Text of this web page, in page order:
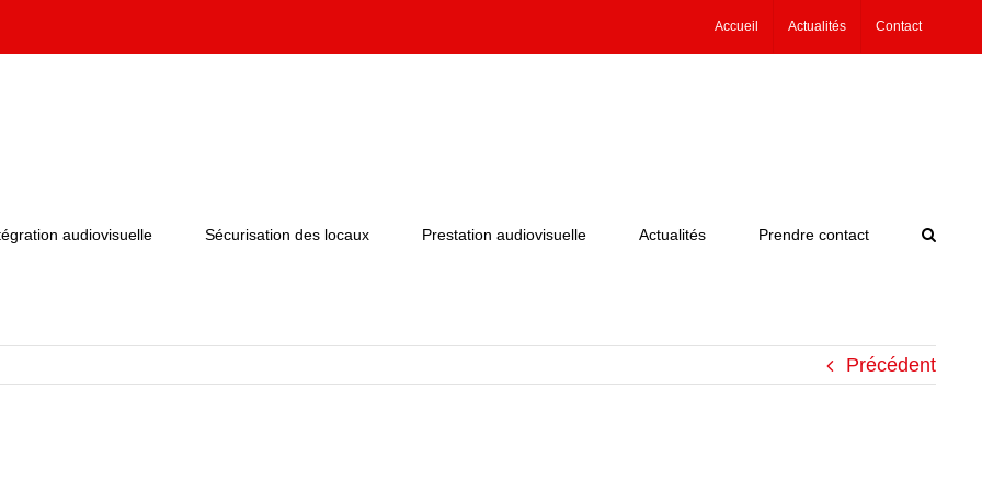
Accueil Actualités Contact
audiovisuelle Sécurisation des locaux Prestation audiovisuelle Actualités Prendre contact
Précédent